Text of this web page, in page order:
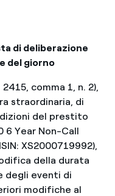
di deliberazione
del giorno
comma 1, n. 2),
straordinaria, di
del prestito
6 Year Non-Call
XS2000719992),
della durata
degli eventi di
modifiche al